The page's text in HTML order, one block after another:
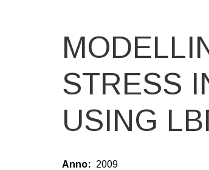
STRESS
USING
Anno
2009